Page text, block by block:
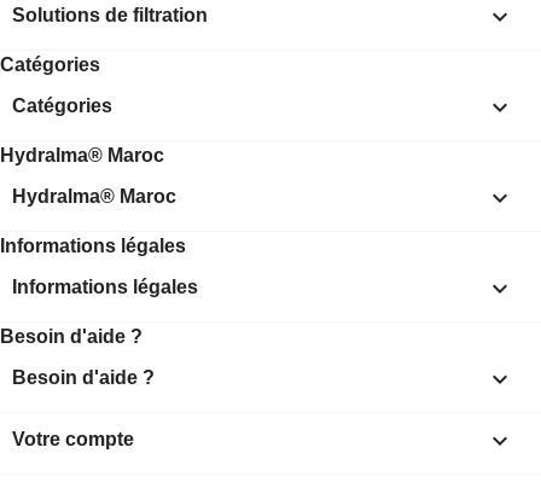
Solutions de filtration

Catégories
Catégories

Hydralma® Maroc
Hydralma® Maroc

Informations légales
Informations légales

Besoin d'aide ?
Besoin d'aide ?

Votre compte 